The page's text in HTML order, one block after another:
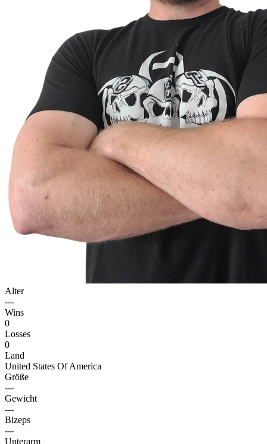
Alter
---
Wins
0
Losses
0
Land
United States Of America
Größe
---
Gewicht
---
Bizeps
---
Unterarm